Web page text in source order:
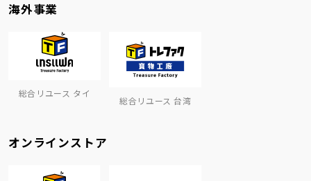
海外事業
総合リユース タイ
総合リユース 台湾
オンラインストア